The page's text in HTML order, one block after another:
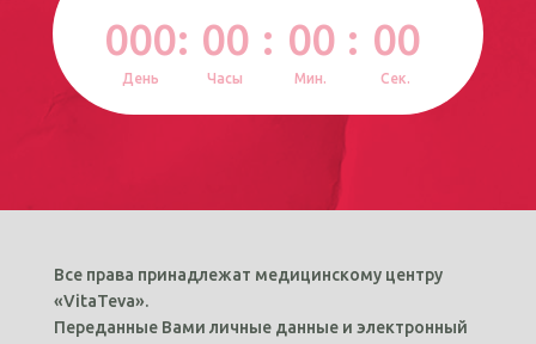
000
День
: 00
Часы
: 00
Мин.
: 00
Сек.
Все права принадлежат медицинскому центру
«VitaTeva».
Переданные Вами личные данные и электронный